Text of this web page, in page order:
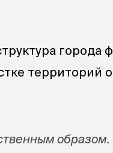
города
территорий